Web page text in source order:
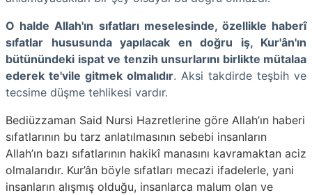
O halde Allah'ın sıfatları meselesinde, özellikle haberî
sıfatlar hususunda yapılacak en doğru iş, Kur'ân'ın
bütünündeki ispat ve tenzih unsurlarını birlikte mütalaa
ederek te'vile gitmek olmalıdır. Aksi takdirde teşbih ve
tecsime düşme tehlikesi vardır.
Bediüzzaman Said Nursi Hazretlerine göre Allah’ın haberi
sıfatlarının bu tarz anlatılmasının sebebi insanların
Allah’ın bazı sıfatlarının hakikî manasını kavramaktan aciz
olmalarıdır. Kur’ân böyle sıfatları mecazi ifadelerle, yani
insanların alışmış olduğu, insanlarca malum olan ve